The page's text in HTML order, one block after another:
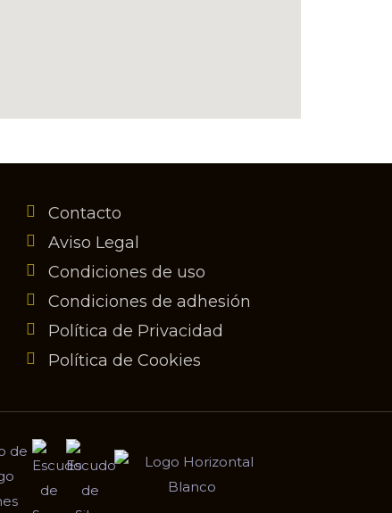
Contacto
Aviso Legal
Condiciones de uso
Condiciones de adhesión
Política de Privacidad
Política de Cookies